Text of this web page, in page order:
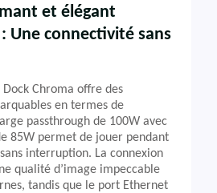
et élégant
Une connectivité sans
Dock Chroma offre des
en termes de
passthrough de 100W avec
85W permet de jouer pendant
interruption. La connexion
qualité d’image impeccable
tandis que le port Ethernet